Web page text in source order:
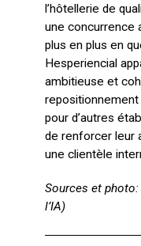
l’hôtellerie de
une concurrence
plus en plus en
Hesperiencial
ambitieuse et
pour d’autres
de renforcer leur
une clientèle
Sources et photo:
l’IA)